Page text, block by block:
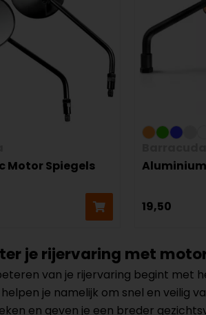
Motor Spiegels
19,50
je rijervaring met
van je rijervaring begint met
je namelijk om snel en veilig
en geven je een breder